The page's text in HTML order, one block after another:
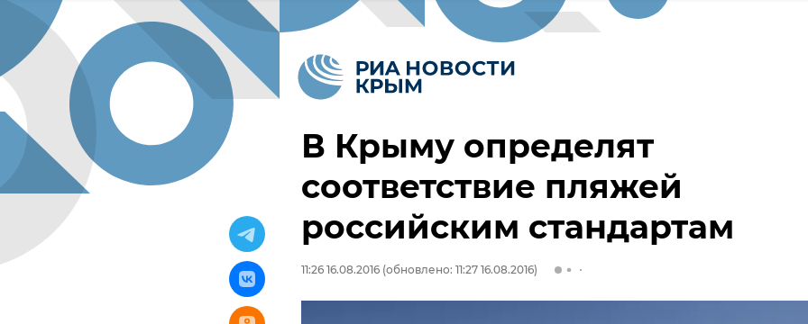
В Крыму определят
соответствие пляжей
российским стандартам
11:26 16.08.2016 (обновлено: 11:27 16.08.2016)